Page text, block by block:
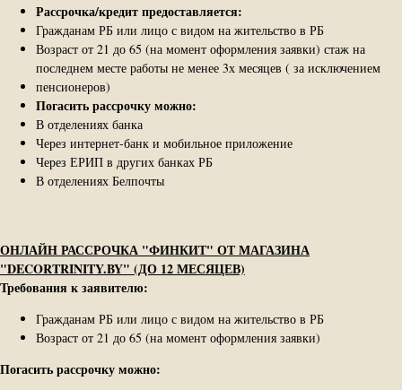
Рассрочка/кредит предоставляется:
Гражданам РБ или лицо с видом на жительство в РБ
Возраст от 21 до 65 (на момент оформления заявки) стаж на
последнем месте работы не менее 3х месяцев ( за исключением
пенсионеров)
Погасить рассрочку можно:
В отделениях банка
Через интернет-банк и мобильное приложение
Через ЕРИП в других банках РБ
В отделениях Белпочты
ОНЛАЙН РАССРОЧКА "ФИНКИТ" ОТ МАГАЗИНА
"DECORTRINITY.BY" (ДО 12 МЕСЯЦЕВ)
Требования к заявителю:
Гражданам РБ или лицо с видом на жительство в РБ
Возраст от 21 до 65 (на момент оформления заявки)
Погасить рассрочку можно: